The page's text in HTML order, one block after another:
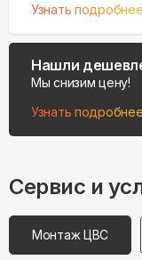
Узнать подробнее
Нашли
Мы снизим цену!
Узнать подробнее
Сервис и
Монтаж ЦВС